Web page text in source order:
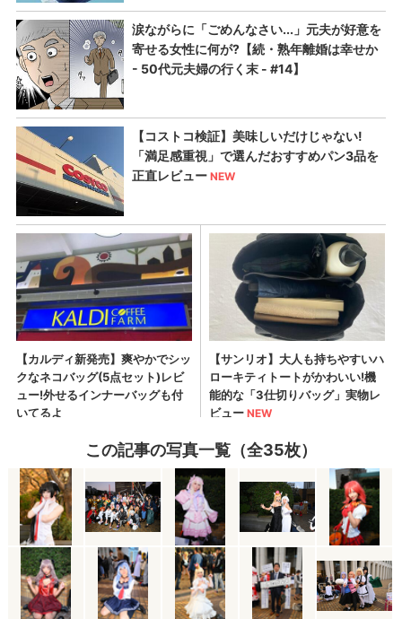
この記事の写真一覧（全35枚）